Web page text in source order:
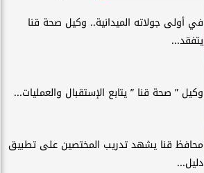
في أولى جولاته الميدانية.. وكيل صحة قنا
يتفقد...
وكيل ” صحة قنا ” يتابع الإستقبال والعمليات...
محافظ قنا يشهد تدريب المختصين على تطبيق
دليل...